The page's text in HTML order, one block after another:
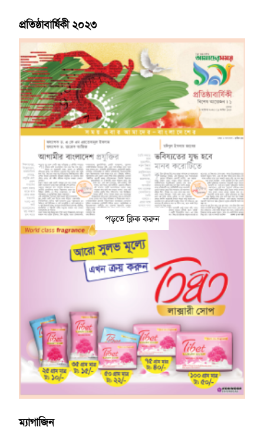
প্রতিষ্ঠাবার্ষিকী ২০২৩
পড়তে ক্লিক করুন
ম্যাগাজিন